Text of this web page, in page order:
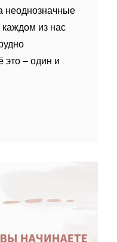
из нас
это – один и